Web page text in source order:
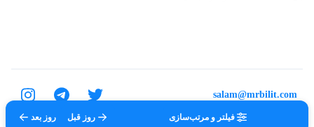
فیلتر و مرتب‌سازی روز قبل روز بعدتمامی حقوق برای شرکت عتیق گشت اصفهان محفوظ است.
salam@mrbilit.com